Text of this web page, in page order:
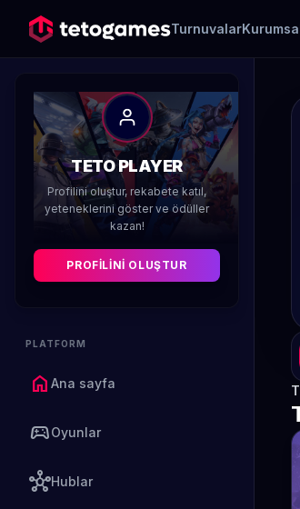
Turnuvalar
TETO PLAYER
Profilini oluştur, rekabete katıl,
yeteneklerini göster ve ödüller
kazan!
PROFILINI OLUŞTUR
PLATFORM
home Ana sayfa
sports_esportsOyunlar
hubHublar